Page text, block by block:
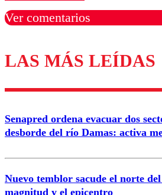
Ver comentarios
Los comentarios son moderados
diálogo
Correo
LAS MÁS LEÍDAS
Senapred ordena evacuar dos
desborde del río Damas: activa
Nuevo temblor sacude el norte
magnitud y el epicentro